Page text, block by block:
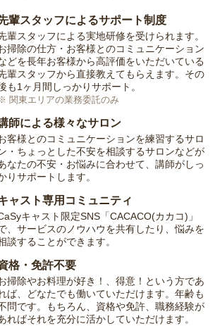
輩スタッフによるサポート制度
輩スタッフによる実地研修を受けられます。
掃除の仕方・お客様とのコミュニケーション
どを長年お客様から高評価をいただいている
輩スタッフから直接教えてもらえます。その
も1ヶ月間しっかりサポート。
関東エリアの業務委託のみ
師による様々なサロン
客様とのコミュニケーションを練習するサロ
・ちょっとした不安を相談するサロンなどが
なたの不安・お悩みに合わせて、講師がしっ
りサポートします。
ャスト専用コミュニティ
キャスト限定SNS「CACACO(カカコ)」
、サービスのノウハウを共有したり、悩みを
談することができます。
格・免許不要
掃除やお料理が好き！、得意！という方であ
ば、どなたでも働いていただけます。年齢も
問です。もちろん、資格や免許、職務経験が
ればそれを充分に活かしていただけます。